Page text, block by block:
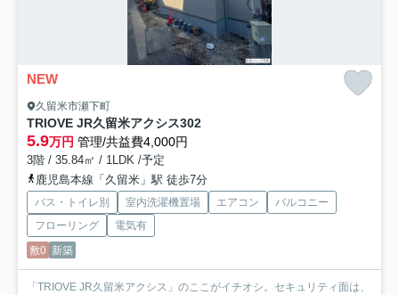
NEW
久留米市瀬下町
TRIOVE JR久留米アクシス302
5.9万円 管理/共益費4,000円
3階 / 35.84㎡ / 1LDK /予定
鹿児島本線「久留米」駅 徒歩7分
バス・トイレ別 室内洗濯機置場 エアコン
バルコニー
フローリング
電気有
敷0 新築
「TRIOVE JR久留米アクシス」のここがイチオシ。セキュリティ面は、